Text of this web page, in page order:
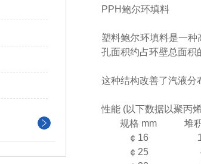
PPH鲍尔环填料
塑料鲍尔环填料是一
孔面积约占环壁总面积
这种结构改善了汽液分
性能 (以下数据以聚丙
规格 mm
堆
￠16
￠25